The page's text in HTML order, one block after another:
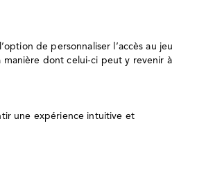
de personnaliser l’accès au jeu
manière dont celui-ci peut y revenir à
une expérience intuitive et